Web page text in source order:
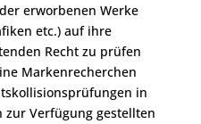
erworbenen Werke
etc.) auf ihre
Recht zu prüfen
Markenrecherchen
in
zur Verfügung gestellten